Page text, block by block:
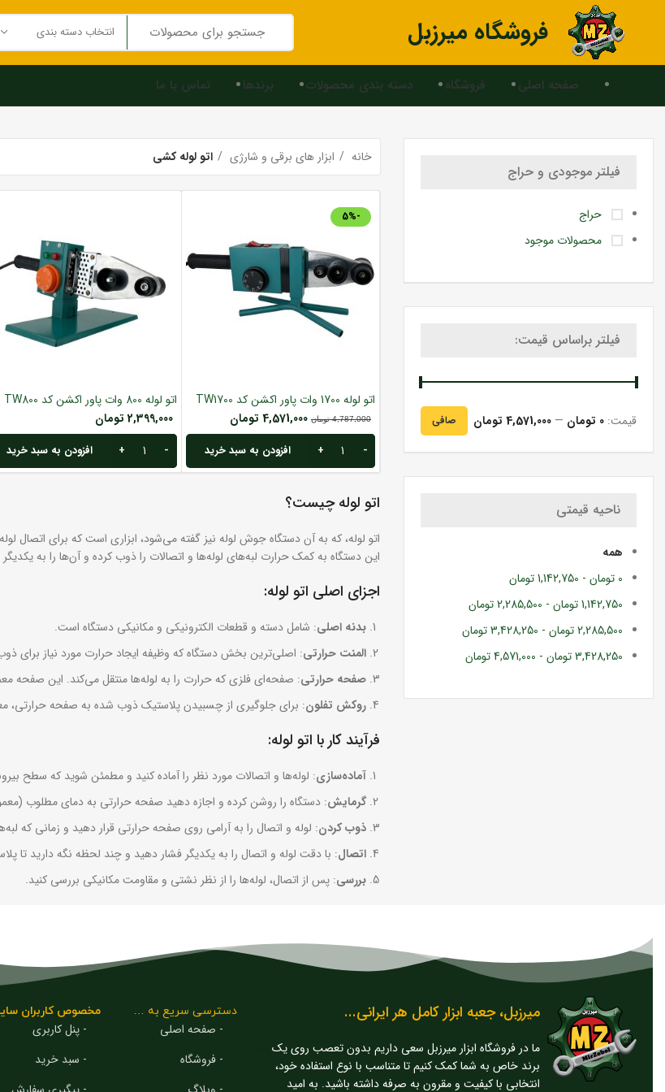
فروشگاه میرزبل انتخاب دسته بندی
صفحه اصلی فروشگاه دسته بندی محصولات برندها تماس با ما
فیلتر موجودی و حراج
حراج
محصولات موجود
فیلتر براساس قیمت:
صافی قيمت: 0 تومان — 4,571,000 تومان
ناحیه قیمتی
همه
0 تومان -
1,142,750تومان
1,142,750تومان -
2,285,500تومان
2,285,500تومان -
3,428,250تومان
3,428,250تومان -
4,571,000تومان
خانه ابزار های برقی و شارژی اتو لوله کشی
-5%
اتو لوله 1700 وات پاور اکشن کد TW1700
4,787,000 تومان 4,571,000 تومان
افزودن به سبد خرید
اتو لوله 800 وات پاور اکشن کد TW800
2,399,000 تومان
افزودن به سبد خرید
اتو لوله چیست؟
اتو لوله، که به آن دستگاه جوش لوله نیز گفته می‌شود، ابزاری است که برای اتصال
این دستگاه به کمک حرارت لبه‌های لوله‌ها و اتصالات را ذوب کرده و آن‌ها را به
اجزای اصلی اتو لوله:
بدنه اصلی: شامل دسته و قطعات الکترونیکی و مکانیکی دستگاه است.
المنت حرارتی: اصلی‌ترین بخش دستگاه که وظیفه ایجاد حرارت مورد نیاز برای ذوب
صفحه حرارتی: صفحه‌ای فلزی که حرارت را به لوله‌ها منتقل می‌کند. این صفحه
روکش تفلون: برای جلوگیری از چسبیدن پلاستیک ذوب شده به صفحه حرارتی،
فرآیند کار با اتو لوله:
آماده‌سازی: لوله‌ها و اتصالات مورد نظر را آماده کنید و مطمئن شوید که سطح
گرمایش: دستگاه را روشن کرده و اجازه دهید صفحه حرارتی به دمای مطلوب (معمولاً بین 260 تا 280 درجه
ذوب کردن: لوله و اتصال را به آرامی روی صفحه حرارتی قرار دهید و زمانی که
اتصال: با دقت لوله و اتصال را به یکدیگر فشار دهید و چند لحظه نگه دارید تا
بررسی: پس از اتصال، لوله‌ها را از نظر نشتی و مقاومت مکانیکی بررسی کنید.
میرزبل، جعبه ابزار کامل هر ایرانی...
ما در فروشگاه ابزار میرزبل سعی داریم بدون تعصب روی یک
برند خاص به شما کمک کنیم تا متناسب با نوع استفاده خود،
انتخابی با کیفیت و مقرون به صرفه داشته باشید. به امید
دسترسی سریع به …
- صفحه اصلی
- فروشگاه
مخصوص کاربران
- پنل کاربری
- سبد خرید